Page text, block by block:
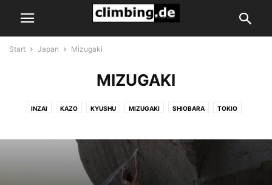
Start Japan Mizugaki
MIZUGAKI
INZAI KAZO KYUSHU MIZUGAKI SHIOBARA TOKIO